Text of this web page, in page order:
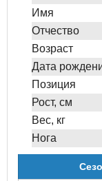
Имя
Отчество
Возраст
Дата
Позиция
Рост, см
Вес, кг
Нога